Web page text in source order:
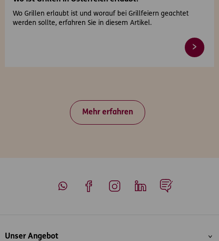
Wo Grillen erlaubt ist und worauf bei Grillfeiern geachtet
werden sollte, erfahren Sie in diesem Artikel.
Mehr erfahren
Inhaltsübersicht
Unser Angebot